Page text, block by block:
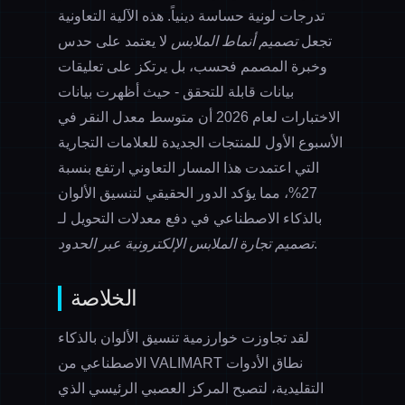
تدرجات لونية حساسة دينياً. هذه الآلية التعاونية
تجعلتصميم أنماط الملابس لا يعتمد على حدس
وخبرة المصمم فحسب، بل يرتكز على تعليقات
بيانات قابلة للتحقق - حيث أظهرت بيانات
الاختبارات لعام 2026 أن متوسط معدل النقر في
الأسبوع الأول للمنتجات الجديدة للعلامات التجارية
التي اعتمدت هذا المسار التعاوني ارتفع بنسبة
27%، مما يؤكد الدور الحقيقي لتنسيق الألوان
بالذكاء الاصطناعي في دفع معدلات التحويل لـ
تصميم تجارة الملابس الإلكترونية عبر الحدود.
الخلاصة
لقد تجاوزت خوارزمية تنسيق الألوان بالذكاء
الاصطناعي من VALIMART نطاق الأدوات
التقليدية، لتصبح المركز العصبي الرئيسي الذي